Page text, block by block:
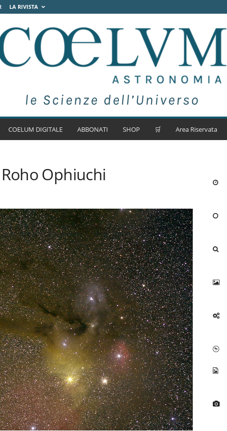
LA RIVISTA
COELUM DIGITALE ABBONATI SHOP 🛒 Area Riservata
Ophiuchi